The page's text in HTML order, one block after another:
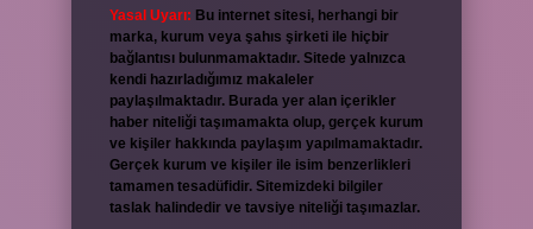
Yasal Uyarı: Bu internet sitesi, herhangi bir
marka, kurum veya şahıs şirketi ile hiçbir
bağlantısı bulunmamaktadır. Sitede yalnızca
kendi hazırladığımız makaleler
paylaşılmaktadır. Burada yer alan içerikler
haber niteliği taşımamakta olup, gerçek kurum
ve kişiler hakkında paylaşım yapılmamaktadır.
Gerçek kurum ve kişiler ile isim benzerlikleri
tamamen tesadüfidir. Sitemizdeki bilgiler
taslak halindedir ve tavsiye niteliği taşımazlar.